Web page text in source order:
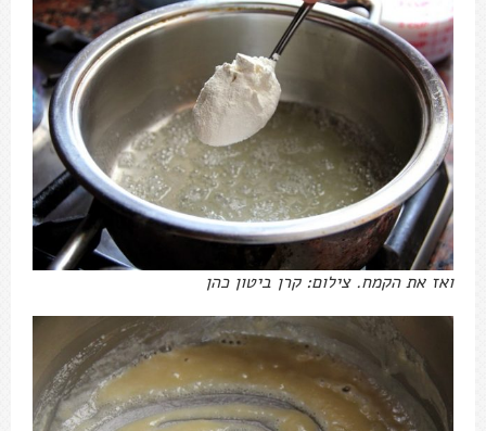
ואז את הקמח. צילום: קרן ביטון כהן